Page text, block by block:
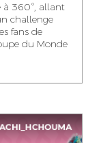
KHALIFI
SAKOUT
OF SOCIAL &
LAHBIBI
à 360°, allant
challenge
fans de
du Monde